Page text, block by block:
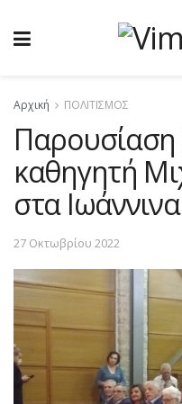
Αρχική ΠΟΛΙΤΙΣΜΟΣ
Παρουσίαση
καθηγητή
στα Ιωάννινα
27 Οκτωβρίου 2022